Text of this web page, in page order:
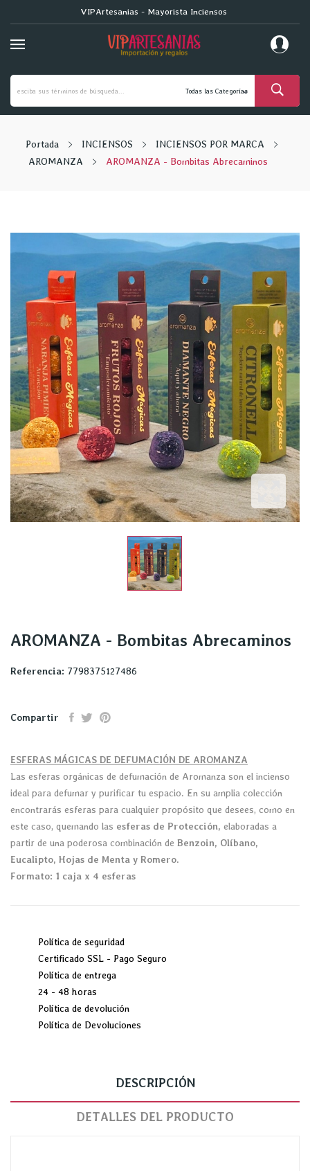
VIPArtesanias - Mayorista Inciensos
Portada INCIENSOS
INCIENSOS POR MARCA
AROMANZA
AROMANZA - Bombitas Abrecaminos
AROMANZA - Bombitas Abrecaminos
Referencia: 7798375127486
Compartir
ESFERAS MÁGICAS DE DEFUMACIÓN DE AROMANZA
Las esferas orgánicas de defumación de Aromanza son el incienso
ideal para defumar y purificar tu espacio. En su amplia colección
encontrarás esferas para cualquier propósito que desees, como en
este caso, quemando las esferas de Protección, elaboradas a
partir de una poderosa combinación de Benzoin, Olíbano,
Eucalipto, Hojas de Menta y Romero.
Formato: 1 caja x 4 esferas
Política de seguridad
Certificado SSL - Pago Seguro
Política de entrega
24 - 48 horas
Política de devolución
Política de Devoluciones
DESCRIPCIÓN
DETALLES DEL PRODUCTO